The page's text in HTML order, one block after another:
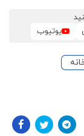
یوتیوب